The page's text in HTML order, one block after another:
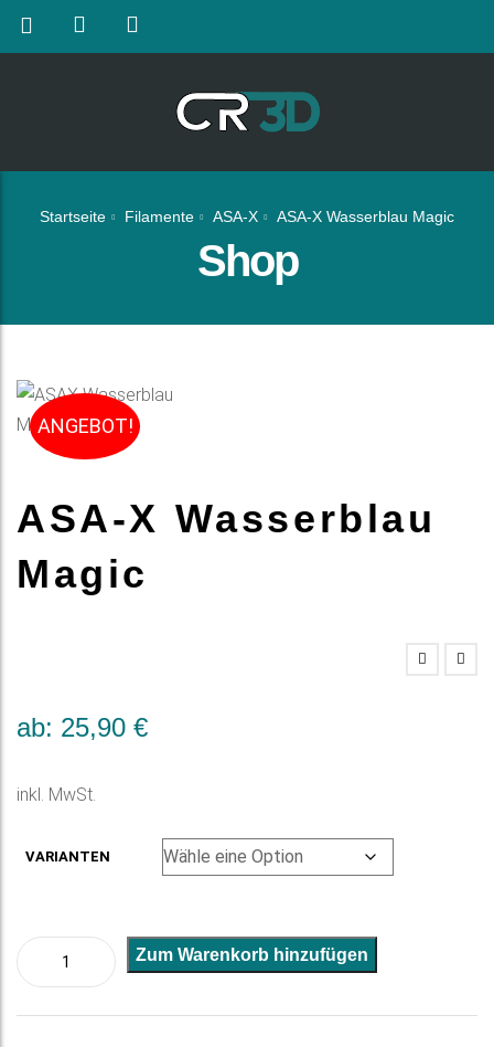
Startseite Filamente ASA-X ASA-X Wasserblau Magic
Shop
ANGEBOT!
ASA-X Wasserblau
Magic
ab: 25,90 €
inkl. MwSt.
VARIANTEN
ASA-
Wasserblau
Zum Warenkorb hinzufügen
t